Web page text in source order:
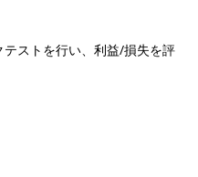
ストを行い、利益/損失を評